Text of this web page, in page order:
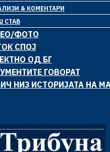
& КОМЕНТАРИ
СТАВ
ФОТО
СПОЈ
ОД БГ
ГОВОРАТ
НИЗ ИСТОРИЈАТА НА